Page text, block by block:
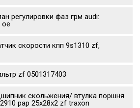
регулировки фаз грм audi:
скорости кпп 9s1310 zf,
zf 0501317403
скольжения/ втулка поршня
pap 25x28x2 zf traxon